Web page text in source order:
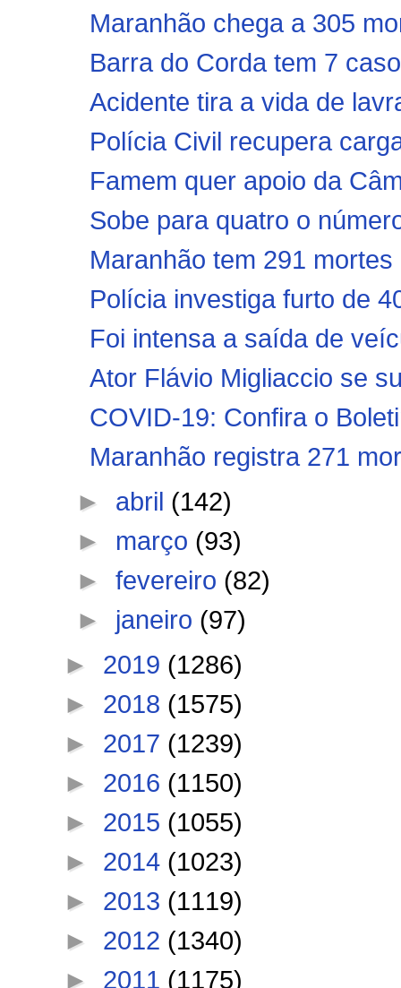
Maranhão chega a 305
Barra do Corda tem 7
Acidente tira a vida de
Polícia Civil recupera
Famem quer apoio da
Sobe para quatro o
Maranhão tem 291
Polícia investiga furto de
Foi intensa a saída de
Ator Flávio Migliaccio se
COVID-19: Confira o
Maranhão registra 271
► abril (142)
► março (93)
►fevereiro (82)
► janeiro (97)
► 2019 (1286)
► 2018 (1575)
► 2017 (1239)
► 2016 (1150)
► 2015 (1055)
► 2014 (1023)
► 2013 (1119)
► 2012 (1340)
► 2011 (1175)